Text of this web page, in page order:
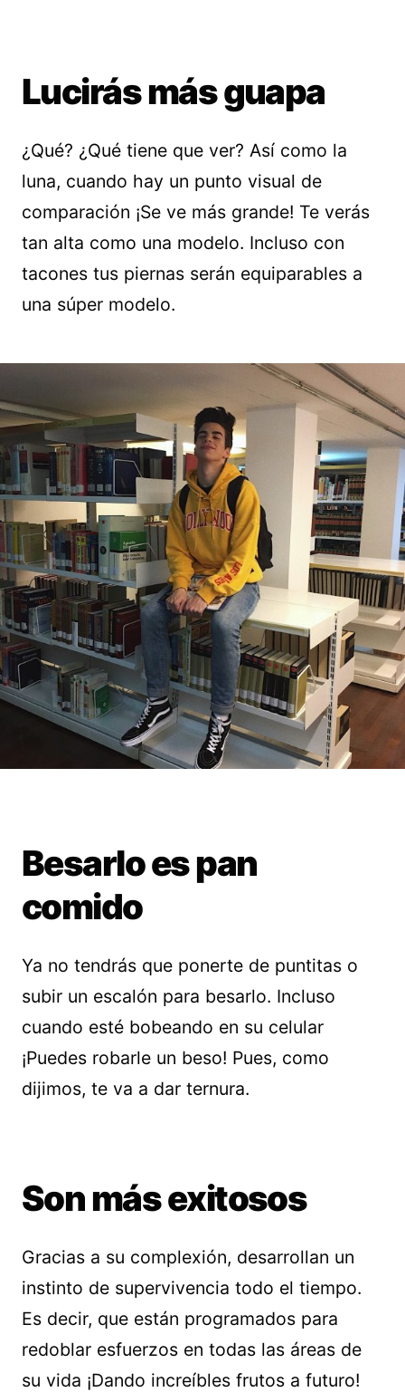
Lucirás más guapa
¿Qué? ¿Qué tiene que ver? Así como la
luna, cuando hay un punto visual de
comparación ¡Se ve más grande! Te verás
tan alta como una modelo. Incluso con
tacones tus piernas serán equiparables a
una súper modelo.
Besarlo es pan
comido
Ya no tendrás que ponerte de puntitas o
subir un escalón para besarlo. Incluso
cuando esté bobeando en su celular
¡Puedes robarle un beso! Pues, como
dijimos, te va a dar ternura.
Son más exitosos
Gracias a su complexión, desarrollan un
instinto de supervivencia todo el tiempo.
Es decir, que están programados para
redoblar esfuerzos en todas las áreas de
su vida ¡Dando increíbles frutos a futuro!